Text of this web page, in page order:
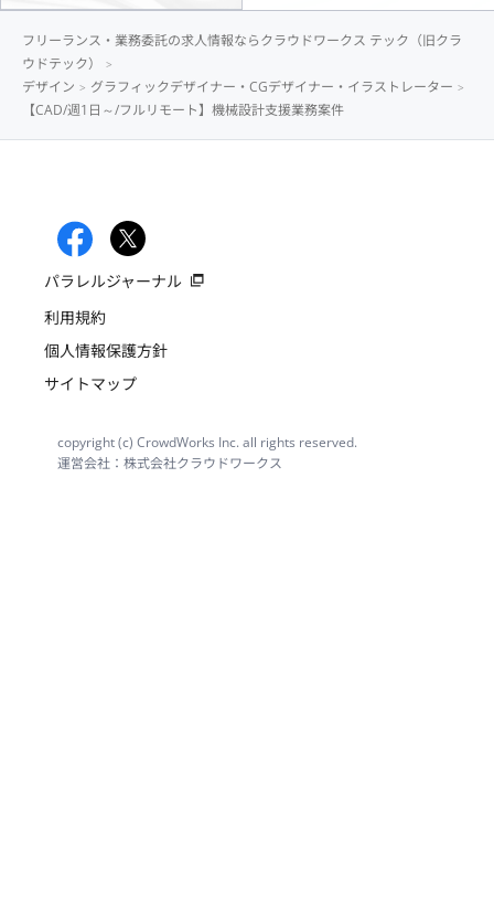
フリーランス・業務委託の求人情報ならクラウドワークス テック（旧クラ
ウドテック）
デザイン
グラフィックデザイナー・CGデザイナー・イラストレーター
【CAD/週1日～/フルリモート】機械設計支援業務案件
パラレルジャーナル
利用規約
個人情報保護方針
サイトマップ
copyright (c) CrowdWorks Inc. all rights reserved.
運営会社：株式会社クラウドワークス